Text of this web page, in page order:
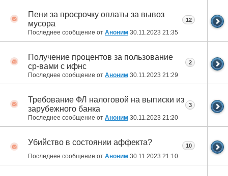
Пени за просрочку оплаты за вывоз
мусора
Последнее сообщение от Аноним 30.11.2023 21:35
12
Получение процентов за пользование
ср-вами с ифнс
Последнее сообщение от Аноним 30.11.2023 21:29
2
Требование ФЛ налоговой на выписки из
зарубежного банка
Последнее сообщение от Аноним 30.11.2023 21:20
3
Убийство в состоянии аффекта?
Последнее сообщение от Аноним 30.11.2023 21:10
10